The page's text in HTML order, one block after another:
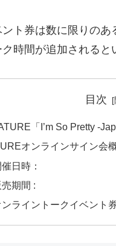
ト券は数に限りの
時間が追加されると
目次
「I’m So Pretty -
オンラインサイン会
日時：
売期間 :
ンライントークイベント